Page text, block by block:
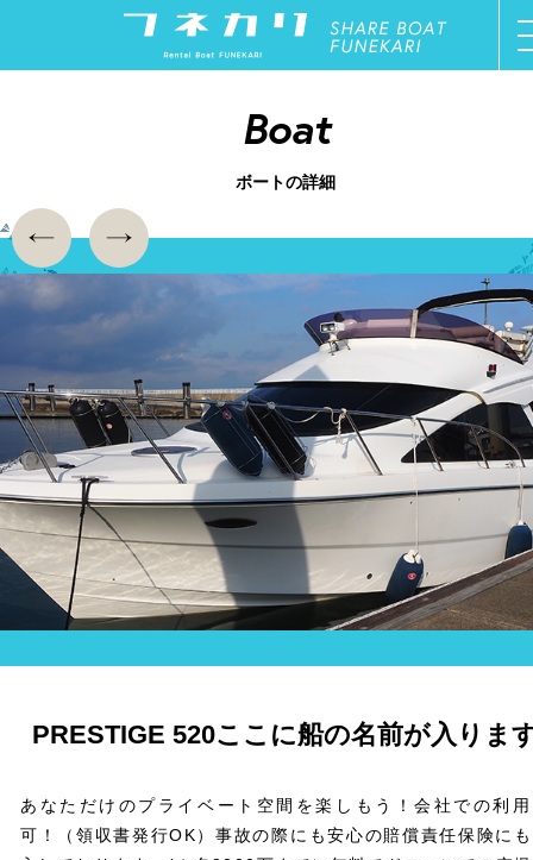
停船場一覧
新着情報
お問い合わせ
マイページ
新規登録
Boat
ボートの詳細
PRESTIGE 520ここに船の名前が入りま
あなただけのプライベート空間を楽しもう！会社での利
可！（領収書発行OK）事故の際にも安心の賠償責任保険に